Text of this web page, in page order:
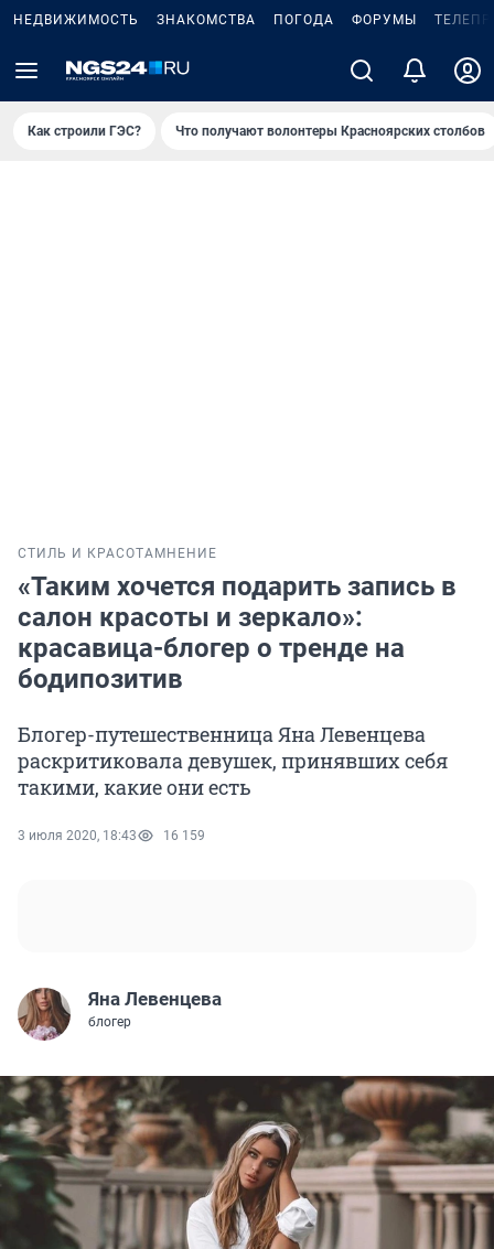
НЕДВИЖИМОСТЬ ЗНАКОМСТВА ПОГОДА ФОРУМЫ
Как строили ГЭС? Что получают волонтеры Красноярских столбов
СТИЛЬ И КРАСОТА МНЕНИЕ
«Таким хочется подарить запись в
салон красоты и зеркало»:
красавица-блогер о тренде на
бодипозитив
Блогер-путешественница Яна Левенцева
раскритиковала девушек, принявших себя
такими, какие они есть
3 июля 2020, 18:43 16 159
Яна Левенцева
блогер